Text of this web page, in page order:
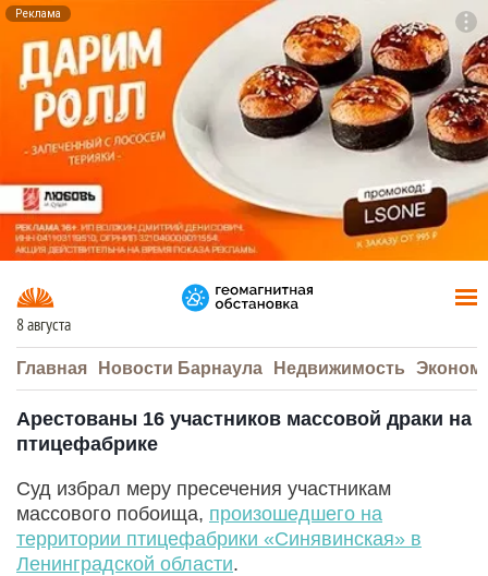
Реклама
8 августа
Главная Новости Барнаула Недвижимость
Арестованы 16 участников массовой драки на
птицефабрике
Суд избрал меру пресечения участникам
массового побоища, произошедшего на
территории птицефабрики «Синявинская» в
Ленинградской области.